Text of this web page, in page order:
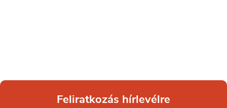
Feliratkozás hírlevélre